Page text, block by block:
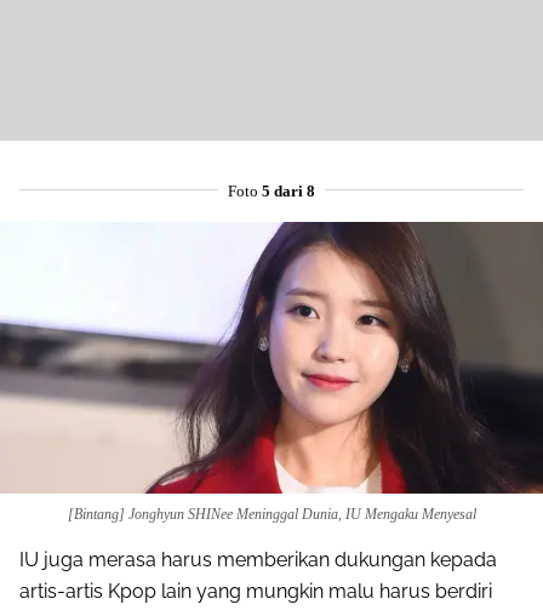
Foto 5 dari 8
[Bintang] Jonghyun SHINee Meninggal Dunia, IU Mengaku Menyesal
IU juga merasa harus memberikan dukungan kepada
artis-artis Kpop lain yang mungkin malu harus berdiri
Share to others
Mail